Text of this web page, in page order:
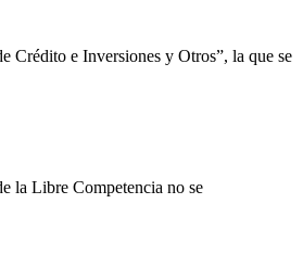
Crédito e Inversiones y Otros”, la que se
la Libre Competencia no se